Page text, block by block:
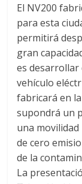
El NV200
para esta
permitirá
gran
es
vehículo
fabricará en
supondrá un
una
de cero
de la
La